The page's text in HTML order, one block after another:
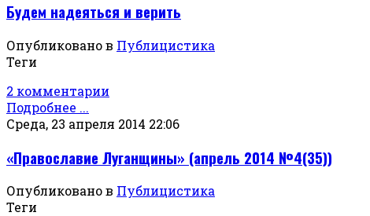
Будем надеяться и верить
Опубликовано в Публицистика
Теги
2 комментарии
Подробнее ...
Среда, 23 апреля 2014 22:06
«Православие Луганщины» (апрель 2014 №4(35))
Опубликовано в Публицистика
Теги